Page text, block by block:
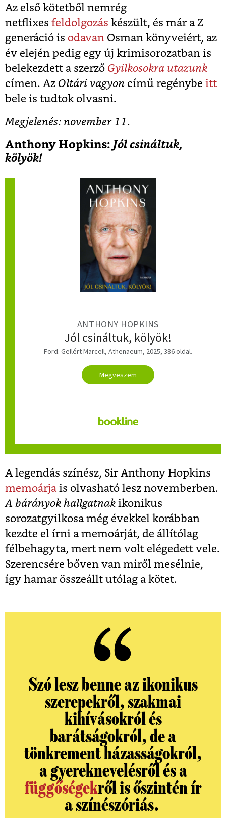
Az első kötetből nemrég
netflixes feldolgozás készült, és már a Z
generáció is odavan Osman könyveiért, az
év elején pedig egy új krimisorozatban is
belekezdett a szerző Gyilkosokra utazunk
címen. Az Oltári vagyon című regénybe itt
bele is tudtok olvasni.
Megjelenés: november 11.
Anthony Hopkins: Jól csináltuk,
kölyök!
ANTHONY HOPKINS
Jól csináltuk, kölyök!
Ford. Gellért Marcell, Athenaeum, 2025, 386 oldal.
Megveszem
A legendás színész, Sir Anthony Hopkins
memoárjais olvasható lesz novemberben.
A bárányok hallgatnak ikonikus
sorozatgyilkosa még évekkel korábban
kezdte el írni a memoárját, de állítólag
félbehagyta, mert nem volt elégedett vele.
Szerencsére bőven van miről mesélnie,
így hamar összeállt utólag a kötet.
Szó lesz benne az ikonikus
szerepekről, szakmai
kihívásokról és
barátságokról, de a
tönkrement házasságokról,
a gyereknevelésről és a
függőségekről is őszintén ír
a színészóriás.